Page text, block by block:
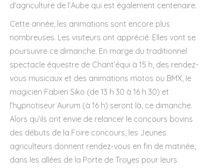
d’agriculture de l’Aube qui est également centenaire.
Cette année, les animations sont encore plus
nombreuses. Les visiteurs ont apprécié. Elles vont se
poursuivre ce dimanche. En marge du traditionnel
spectacle équestre de Chant’équi à 15 h, des rendez-
vous musicaux et des animations motos ou BMX, le
magicien Fabien Siko (de 13 h 30 à 16 h 30) et
l’hypnotiseur Aurum (à 16 h) seront là, ce dimanche.
Alors qu’ils ont envie de relancer le concours bovins
des débuts de la Foire concours, les Jeunes
agriculteurs donnent rendez-vous en fin de matinée,
dans les allées de la Porte de Troyes pour leurs